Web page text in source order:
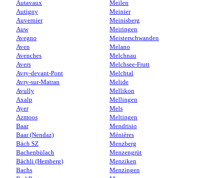
Autavaux
Autigny
Auvernier
Auw
Avegno
Aven
Avenches
Avers
Avry-devant-Pont
Avry-sur-Matran
Avully
Axalp
Ayer
Azmoos
Baar
Baar (Nendaz)
Bäch SZ
Bachenbülach
Bächli (Hemberg)
Bachs
Meilen
Meinier
Meinisberg
Meiringen
Meisterschwanden
Melano
Melchnau
Melchsee-Frutt
Melchtal
Melide
Mellikon
Mellingen
Mels
Meltingen
Mendrisio
Ménières
Menzberg
Menzengrüt
Menziken
Menzingen